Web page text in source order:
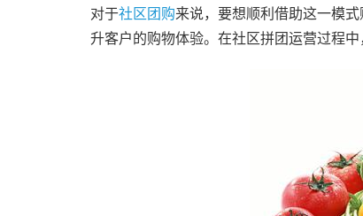
对于社区团购来说，要想顺利借助这一模
升客户的购物体验。在社区拼团运营过程